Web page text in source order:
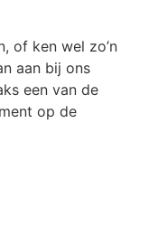
of ken wel zo’n
aan bij ons
een van de
op de